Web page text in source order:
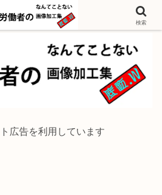
景写真をイラスト風に加工するブログ
広告を利用しています
検索